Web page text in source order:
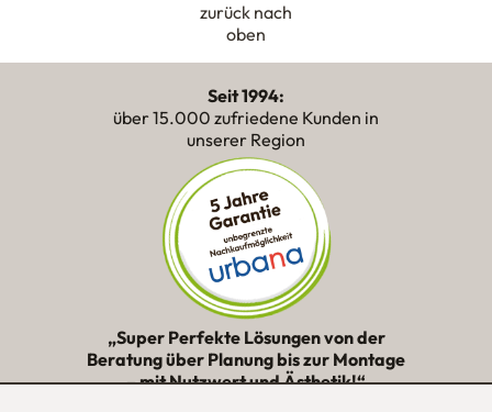
zurück nach
oben
Seit 1994:
über 15.000 zufriedene Kunden in
unserer Region
„Super Perfekte Lösungen von der
Beratung über Planung bis zur Montage
– mit Nutzwert und Ästhetik!“